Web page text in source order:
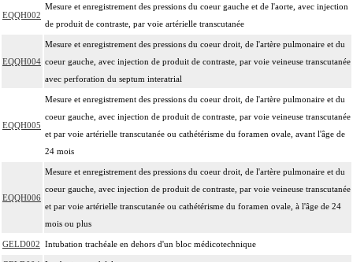
EQQH002
Mesure et enregistrement des pressions du coeur gauche et de l'aorte, avec injection
de produit de contraste, par voie artérielle transcutanée
EQQH004
Mesure et enregistrement des pressions du coeur droit, de l'artère pulmonaire et du
coeur gauche, avec injection de produit de contraste, par voie veineuse transcutanée
avec perforation du septum interatrial
EQQH005
Mesure et enregistrement des pressions du coeur droit, de l'artère pulmonaire et du
coeur gauche, avec injection de produit de contraste, par voie veineuse transcutanée
et par voie artérielle transcutanée ou cathétérisme du foramen ovale, avant l'âge de
24 mois
EQQH006
Mesure et enregistrement des pressions du coeur droit, de l'artère pulmonaire et du
coeur gauche, avec injection de produit de contraste, par voie veineuse transcutanée
et par voie artérielle transcutanée ou cathétérisme du foramen ovale, à l'âge de 24
mois ou plus
GELD002 Intubation trachéale en dehors d'un bloc médicotechnique